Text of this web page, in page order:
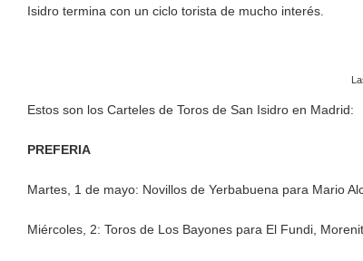
Isidro termina con un ciclo torista de mucho interés.
Estos son los Carteles de Toros de San Isidro en Madrid:
PREFERIA
Martes, 1 de mayo: Novillos de Yerbabuena para Mario
Miércoles, 2: Toros de Los Bayones para El Fundi,